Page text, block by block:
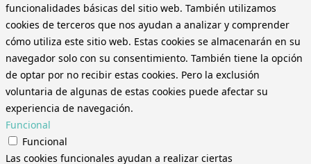
funcionalidades básicas del sitio web. También utilizamos
cookies de terceros que nos ayudan a analizar y comprender
cómo utiliza este sitio web. Estas cookies se almacenarán en su
navegador solo con su consentimiento. También tiene la opción
de optar por no recibir estas cookies. Pero la exclusión
voluntaria de algunas de estas cookies puede afectar su
experiencia de navegación.
Funcional
Funcional
Las cookies funcionales ayudan a realizar ciertas